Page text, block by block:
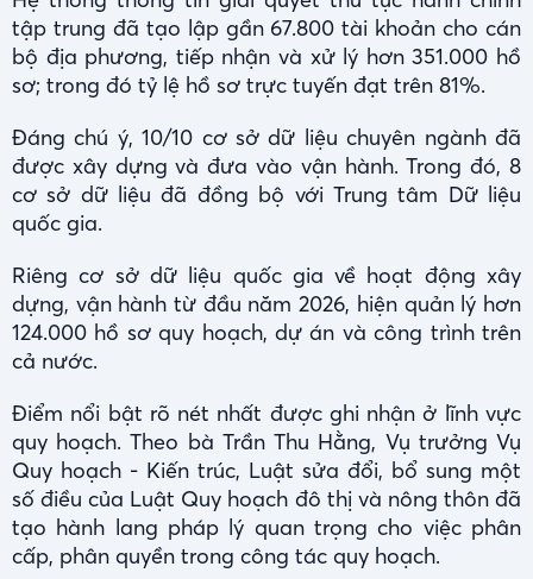
tập trung đã tạo lập gần 67.800 tài khoản cho cán
bộ địa phương, tiếp nhận và xử lý hơn 351.000 hồ
sơ; trong đó tỷ lệ hồ sơ trực tuyến đạt trên 81%.
Đáng chú ý, 10/10 cơ sở dữ liệu chuyên ngành đã
được xây dựng và đưa vào vận hành. Trong đó, 8
cơ sở dữ liệu đã đồng bộ với Trung tâm Dữ liệu
quốc gia.
Riêng cơ sở dữ liệu quốc gia về hoạt động xây
dựng, vận hành từ đầu năm 2026, hiện quản lý hơn
124.000 hồ sơ quy hoạch, dự án và công trình trên
cả nước.
Điểm nổi bật rõ nét nhất được ghi nhận ở lĩnh vực
quy hoạch. Theo bà Trần Thu Hằng, Vụ trưởng Vụ
Quy hoạch - Kiến trúc, Luật sửa đổi, bổ sung một
số điều của Luật Quy hoạch đô thị và nông thôn đã
tạo hành lang pháp lý quan trọng cho việc phân
cấp, phân quyền trong công tác quy hoạch.